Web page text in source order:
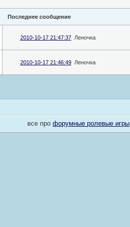
Последнее сообщение
2010-10-17 21:47:37 Леночка
2010-10-17 21:46:49 Леночка
все профорумные ролевые игры